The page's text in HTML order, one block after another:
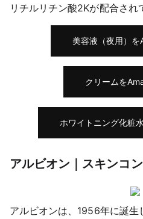
リチルリチン酸2Kが配合され
美容液（夜用）
クリームを
ホワイトニング化粧
アルビオン｜スキンコ
アルビオンは、1956年に誕生